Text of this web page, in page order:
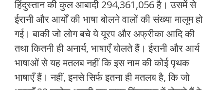
हिंदुस्‍तान की कुल आबादी 294,361,056 है। उसमें से
ईरानी और आर्यों की भाषा बोलने वालों की संख्‍या मालूम हो
गई। बाकी जो लोग बचे ये यूरप और अफ्रीका आदि की
तथा कितनी ही अनार्य, भाषाएँ बोलते हैं। ईरानी और आर्य
भाषाओं से यह मतलब नहीं कि इस नाम की कोई पृथक
भाषाएँ हैं। नहीं, इनसे सिर्फ इतना ही मतलब है, कि जो